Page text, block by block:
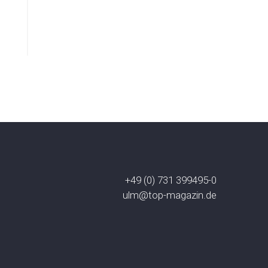
+49 (0) 731 399495-0
ulm@top-magazin.de